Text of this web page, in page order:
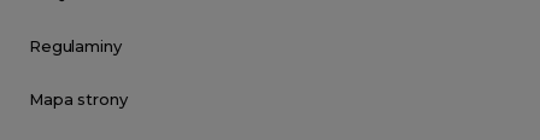
Regulaminy
Mapa strony